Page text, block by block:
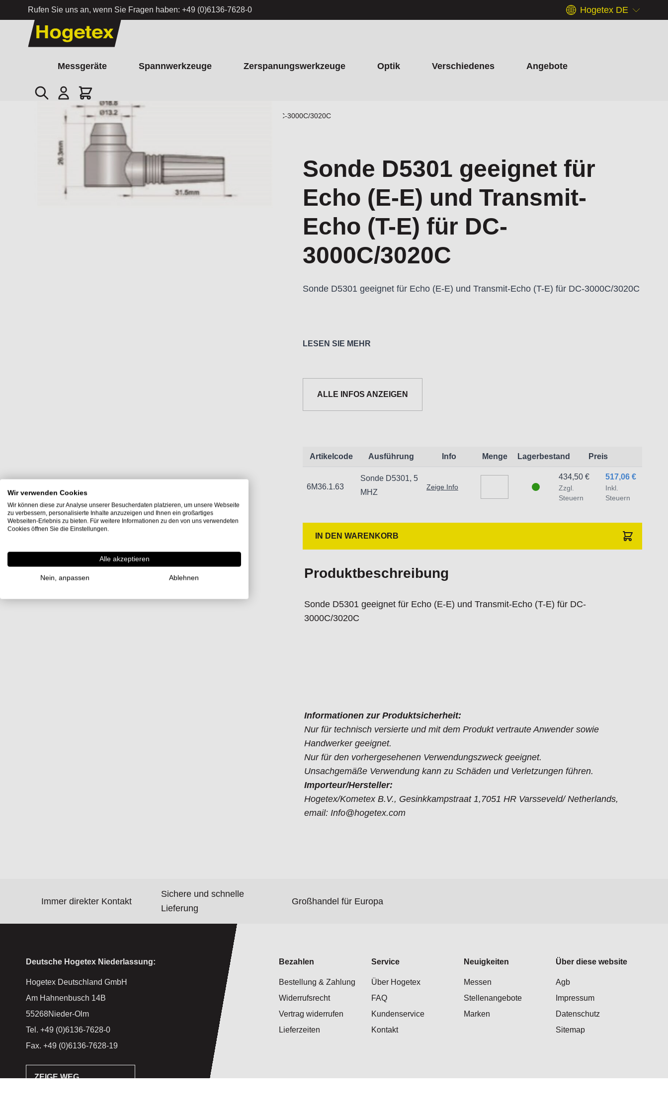
Rufen Sie uns an, wenn Sie Fragen haben: +49 (0)6136-7628-0 Hogetex DE
Zum Inhalt springen
Messgeräte Spannwerkzeuge Zerspanungswerkzeuge Optik Verschiedenes Angebote
Suche Cart
Sonde D5301 geeignet für Echo (E-E) und Transmit-Echo (T-E) für DC-3000C/3020C
Sonde D5301 geeignet für
Echo (E-E) und Transmit-
Echo (T-E) für DC-
3000C/3020C
Sonde D5301 geeignet für Echo (E-E) und Transmit-Echo (T-E) für DC-3000C/3020C
Nur für technisch versierte und mit dem Produkt vertraute Anwender sowie
Handwerker geeignet.
Importeur/Hersteller:
email: Info@hogetex.com
LESEN SIE MEHR
ALLE INFOS ANZEIGEN
Artikelcode Ausführung Info Menge Lagerbestand Preis
6M36.1.63
Sonde D5301, 5
MHZ
Zeige Info
517,06 €
Inkl.
Steuern
434,50 €
Zzgl.
Steuern
IN DEN WARENKORB
Produktbeschreibung
Sonde D5301 geeignet für Echo (E-E) und Transmit-Echo (T-E) für DC-
3000C/3020C
Informationen zur Produktsicherheit:
Nur für technisch versierte und mit dem Produkt vertraute Anwender sowie
Handwerker geeignet.
Nur für den vorhergesehenen Verwendungszweck geeignet.
Unsachgemäße Verwendung kann zu Schäden und Verletzungen führen.
Importeur/Hersteller:
Hogetex/Kometex B.V., Gesinkkampstraat 1,7051 HR Varsseveld/ Netherlands,
email: Info@hogetex.com
Immer direkter Kontakt
Sichere und schnelle
Lieferung
Großhandel für Europa
Deutsche Hogetex Niederlassung:
Hogetex Deutschland GmbH
Am Hahnenbusch 14B
55268Nieder-Olm
Tel. +49 (0)6136-7628-0
Fax. +49 (0)6136-7628-19
ZEIGE WEG
Bezahlen
Bestellung & Zahlung
Widerrufsrecht
Vertrag widerrufen
Lieferzeiten
Service
Über Hogetex
FAQ
Kundenservice
Kontakt
Neuigkeiten
Messen
Stellenangebote
Marken
Über diese website
Agb
Impressum
Datenschutz
Sitemap
Wir verwenden Cookies
Wir können diese zur Analyse unserer Besucherdaten platzieren, um unsere Webseite
zu verbessern, personalisierte Inhalte anzuzeigen und Ihnen ein großartiges
Webseiten-Erlebnis zu bieten. Für weitere Informationen zu den von uns verwendeten
Cookies öffnen Sie die Einstellungen.
Alle akzeptieren
Nein, anpassen Ablehnen